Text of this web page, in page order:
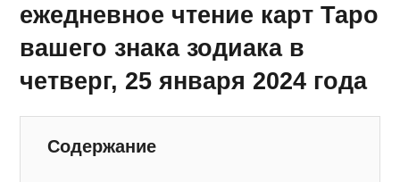
ежедневное чтение карт Таро
вашего знака зодиака в
четверг, 25 января 2024 года
Содержание